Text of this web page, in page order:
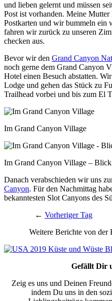
und lieben gelernt und müssen
Post ist vorhanden. Meine
Postkarten und wir bummeln ein
fahren wir zurück zu unseren
checken aus.
Bevor wir den Grand Canyon
noch gerne dem Grand Canyon
Hotel einen Besuch abstatten.
Lodge und gehen das Stück zu
Trailhead vorbei und bis zum El
Im Grand Canyon Village
Im Grand Canyon Village –
Danach verabschieden wir uns
Canyon. Für den Nachmittag
bekanntesten Slot Canyons des
← Vorheriger Tag
Weitere Berichte von der
Gefällt Dir
Zeig es uns und Deinen
indem Du uns in den